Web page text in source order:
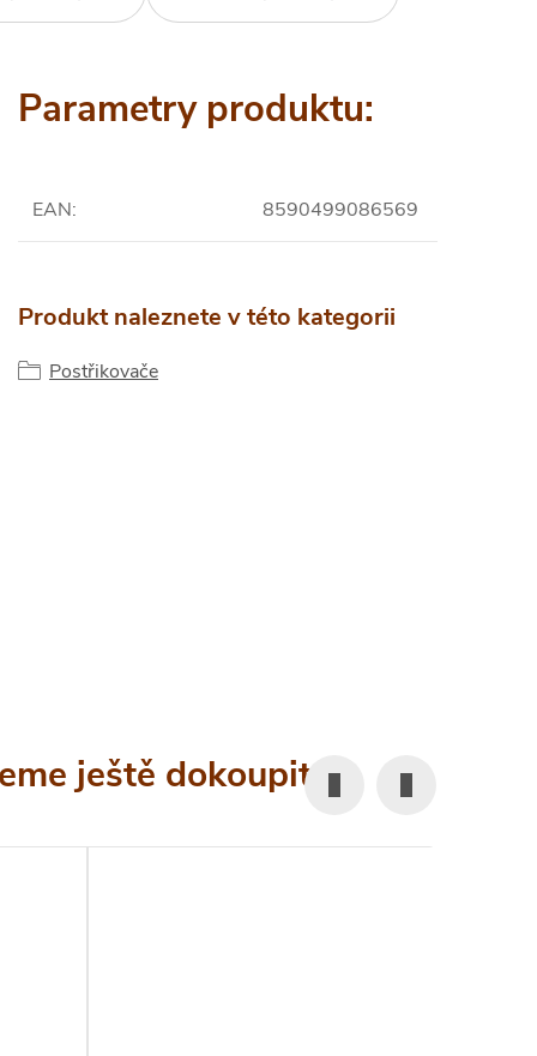
Parametry produktu:
EAN: 8590499086569
Produkt naleznete v této kategorii
Postřikovače
ještě dokoupit